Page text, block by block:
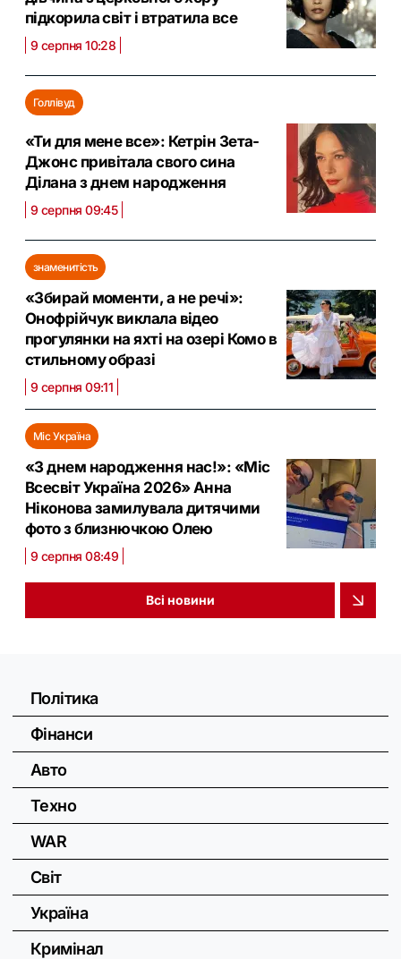
підкорила світ і втратила все
9 серпня 10:28
Голлівуд
«Ти для мене все»: Кетрін Зета-
Джонс привітала свого сина
Ділана з днем народження
9 серпня 09:45
знаменитість
«Збирай моменти, а не речі»:
Онофрійчук виклала відео
прогулянки на яхті на озері Комо в
стильному образі
9 серпня 09:11
Міс Україна
«З днем народження нас!»: «Міс
Всесвіт Україна 2026» Анна
Ніконова замилувала дитячими
фото з близнючкою Олею
9 серпня 08:49
Всі новини
Політика
Фінанси
Авто
Техно
WAR
Світ
Україна
Кримінал